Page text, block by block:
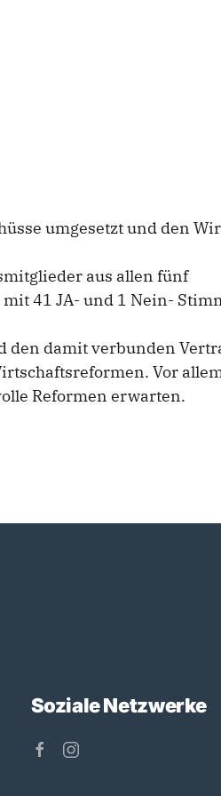
umgesetzt und den
aus allen fünf
41 JA- und 1 Nein-
den damit verbunden
Vor
Reformen erwarten.
Soziale Netzwerke